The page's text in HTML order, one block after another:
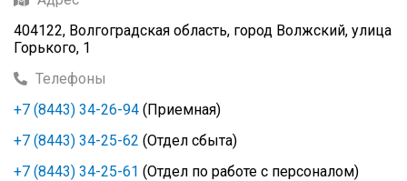
404122, Волгоградская область, город Волжский, улица
Горького, 1
Телефоны
+7 (8443) 34-26-94 (Приемная)
+7 (8443) 34-25-62 (Отдел сбыта)
+7 (8443) 34-25-61 (Отдел по работе с персоналом)